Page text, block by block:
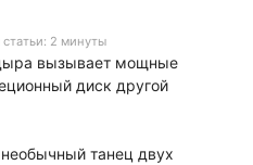
2 минуты
вызывает мощные
диск другой
танец двух